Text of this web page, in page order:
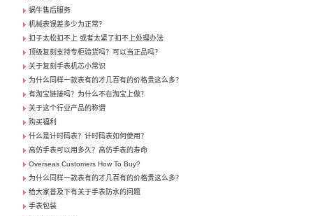
蜗牛售后服务
机械表误差多少为正常？
扣子太松扣不上 或者太紧了扣不上处理办法
顶级复刻支持专柜验货吗？可以当正品吗？
关于复刻手表机芯小常识
为什么同样一款表有的才几百有的价格贵这么多？
有淘宝链接吗？为什么不在淘宝上做？
关于这个行业产品的称谓
购买福利
什么是计时码表？计时码表如何使用？
高仿手表可以用多久？高仿手表的寿命
Overseas Customers How To Buy?
为什么同样一款表有的才几百有的价格贵这么多？
给大家普及下有关于手表防水的问题
手表包装